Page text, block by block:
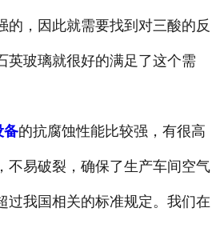
的，因此就需要找到对三酸的反
英玻璃就很好的满足了这个需
备的抗腐蚀性能比较强，有很高
不易破裂，确保了生产车间空气
过我国相关的标准规定。我们在